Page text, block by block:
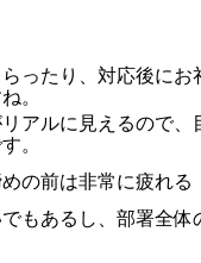
ったり、対応後にお
。
アルに見えるので、
。
の前は非常に疲れる
もあるし、部署全体